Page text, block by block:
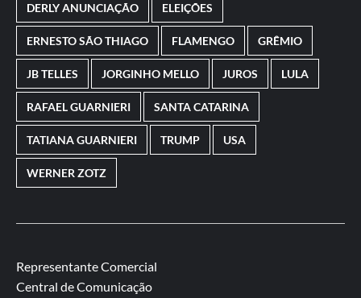
DERLY ANUNCIAÇÃO ELEIÇÕES
ERNESTO SÃO THIAGO FLAMENGO GRÊMIO
JB TELLES JORGINHO MELLO JUROS LULA
RAFAEL GUARNIERI SANTA CATARINA
TATIANA GUARNIERI TRUMP USA
WERNER ZOTZ
Representante Comercial
Central de Comunicação